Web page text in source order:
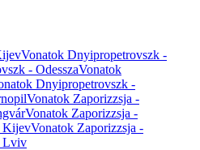
Vonatok Dnyipropetrovszk -
- OdesszaVonatok
Dnyipropetrovszk -
Vonatok Zaporizzsja -
Vonatok Zaporizzsja -
KijevVonatok Zaporizzsja -
Lviv